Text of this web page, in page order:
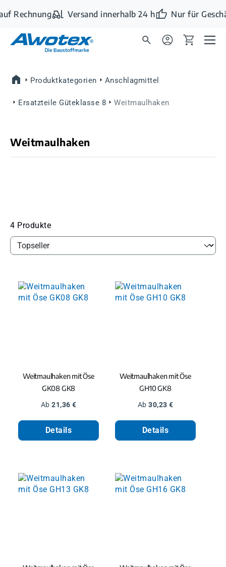
Zum Hauptinhalt springen
Rechnung Versand innerhalb 24 h Nur für
Produktkategorien Anschlagmittel
Ersatzteile Güteklasse 8 Weitmaulhaken
Weitmaulhaken
4 Produkte
Weitmaulhaken mit Öse
GK08 GK8
Regulärer Preis:
Ab 21,36 €
Details
Weitmaulhaken mit Öse
GH10 GK8
Regulärer Preis:
Ab 30,23 €
Details